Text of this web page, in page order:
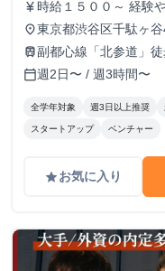
currency_yen 時給１５００～ 経験
place東京都渋谷区千駄ヶ
train副都心線「北参道」
calendar_today週2日〜 / 週3時間〜
全学年対象 週3日以上推奨
スタートアップ ベンチャー
gradeお気に入り